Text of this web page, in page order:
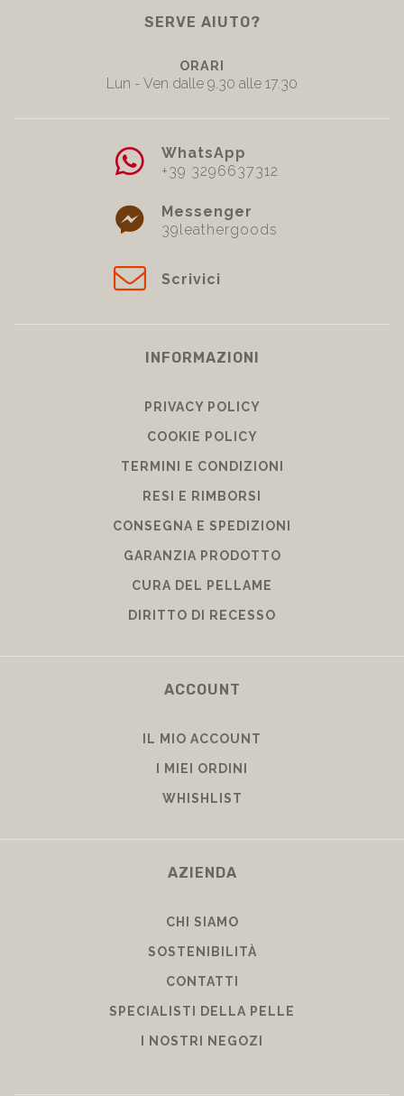
SERVE AIUTO?
ORARI
Lun - Ven dalle 9.30 alle 17.30
WhatsApp
+39 3296637312
Messenger
39leathergoods
Scrivici
INFORMAZIONI
PRIVACY POLICY
COOKIE POLICY
TERMINI E CONDIZIONI
RESI E RIMBORSI
CONSEGNA E SPEDIZIONI
GARANZIA PRODOTTO
CURA DEL PELLAME
DIRITTO DI RECESSO
ACCOUNT
IL MIO ACCOUNT
I MIEI ORDINI
WHISHLIST
AZIENDA
CHI SIAMO
SOSTENIBILITÀ
CONTATTI
SPECIALISTI DELLA PELLE
I NOSTRI NEGOZI